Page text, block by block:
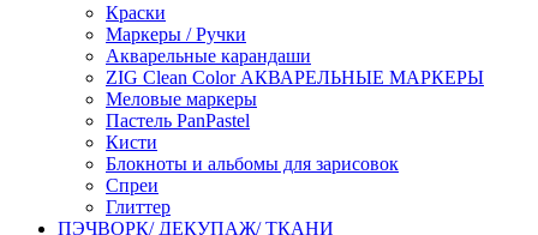
Краски
Маркеры / Ручки
Акварельные карандаши
ZIG Clean Color АКВАРЕЛЬНЫЕ МАРКЕРЫ
Меловые маркеры
Пастель PanPastel
Кисти
Блокноты и альбомы для зарисовок
Спреи
Глиттер
ПЭЧВОРК/ ДЕКУПАЖ/ ТКАНИ